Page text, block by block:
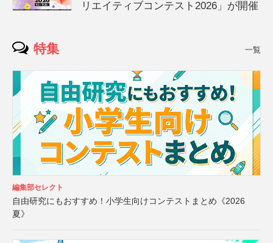
リエイティブコンテスト2026」が開催
特集 一覧
編集部セレクト
自由研究にもおすすめ！小学生向けコンテストまとめ《2026
夏》